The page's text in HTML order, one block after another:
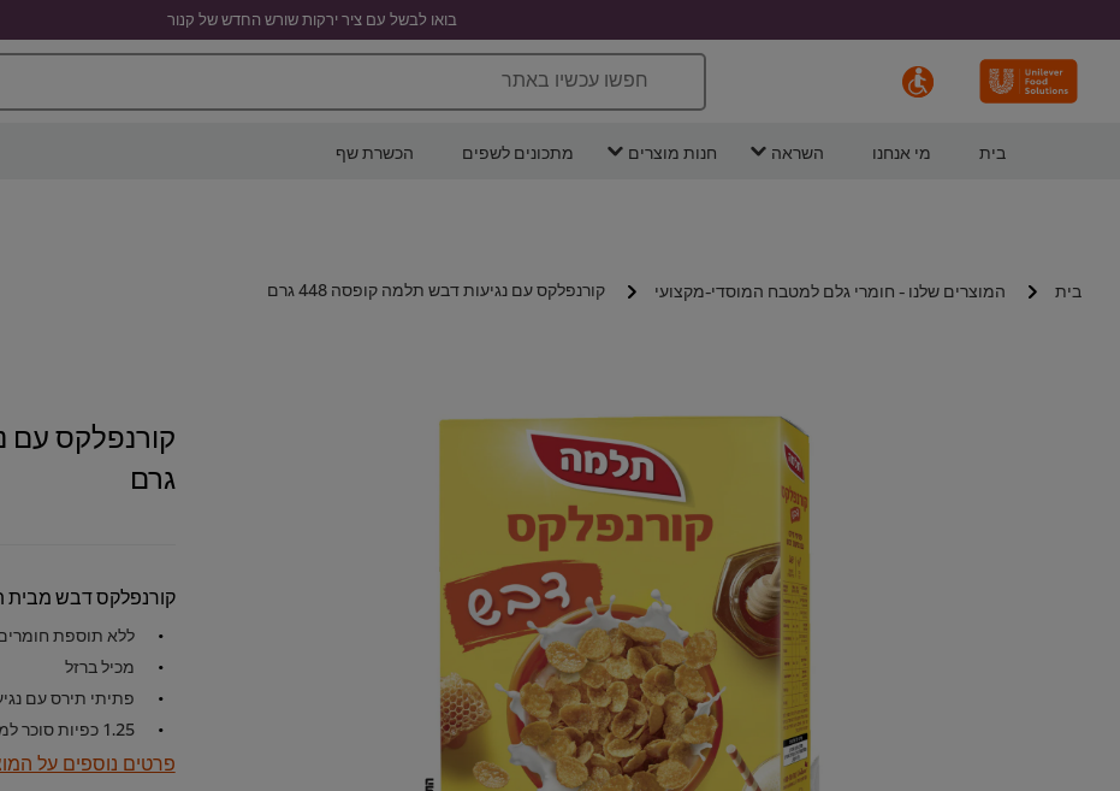
בואו לבשל עם ציר ירקות שורש החדש של קנור
חפשו עכשיו באתר
בית מי אנחנו השראה חנות מוצרים מתכונים לשפים הכשרת שף
בית המוצרים שלנו - חומרי גלם למטבח המוסדי-מקצועי קורנפלקס עם נגיעות דבש תלמה קופסה 448 גרם
גרם
קורנפלקס דבש מבית
ללא תוספת
מכיל ברזל
פתיתי תירס עם
1.25 כפיות סוכר למנה* * מנת דגנים = 30 גר', כפית סוכר = 4 גר'
פרטים נוספים על